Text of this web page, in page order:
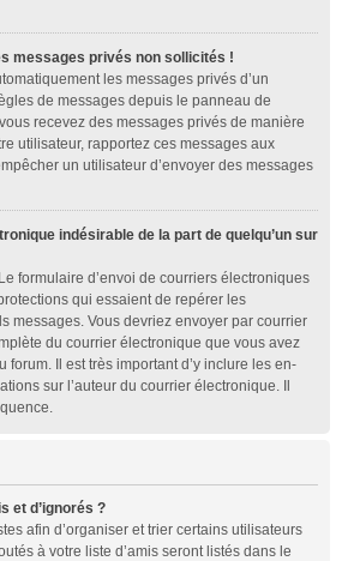
messages privés non sollicités !
les messages privés d’un
de messages depuis le panneau de
recevez des messages privés de manière
utilisateur, rapportez ces messages aux
un utilisateur d’envoyer des messages
indésirable de la part de quelqu’un sur
formulaire d’envoi de courriers électroniques
qui essaient de repérer les
messages. Vous devriez envoyer par courrier
du courrier électronique que vous avez
forum. Il est très important d’y inclure les en-
sur l’auteur du courrier électronique. Il
et d’ignorés ?
afin d’organiser et trier certains utilisateurs
à votre liste d’amis seront listés dans le